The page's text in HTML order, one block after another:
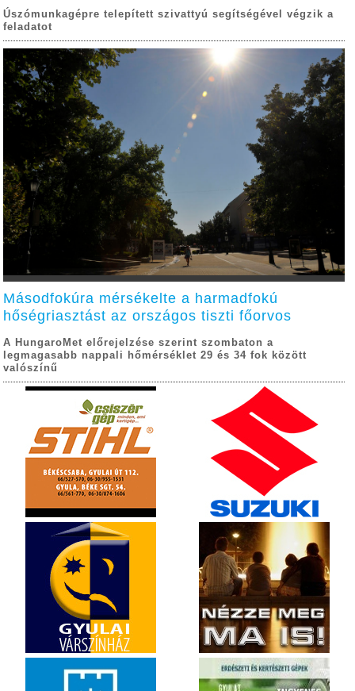
Úszómunkagépre telepített szivattyú segítségével végzik a
feladatot
Másodfokúra mérsékelte a harmadfokú
hőségriasztást az országos tiszti főorvos
A HungaroMet előrejelzése szerint szombaton a
legmagasabb nappali hőmérséklet 29 és 34 fok között
valószínű